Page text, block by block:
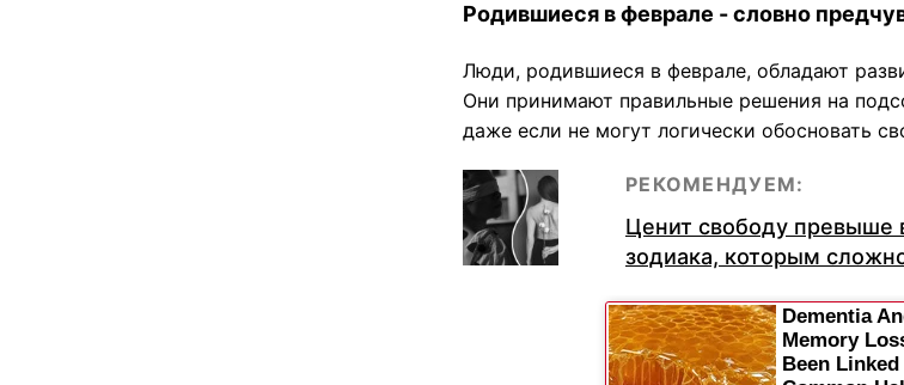
Родившиеся в феврале - словно
Люди, родившиеся в феврале, обладают
Они принимают правильные решения на
даже если не могут логически обосновать
РЕКОМЕНДУЕМ:
Ценит свободу превыше
зодиака, которым